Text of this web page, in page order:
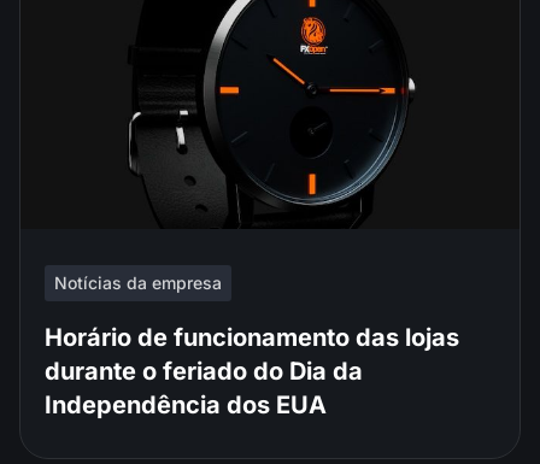
Notícias da empresa
Horário de funcionamento das lojas
durante o feriado do Dia da
Independência dos EUA